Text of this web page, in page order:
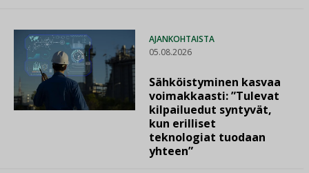
AJANKOHTAISTA
05.08.2026
Sähköistyminen kasvaa
voimakkaasti: ”Tulevat
kilpailuedut syntyvät,
kun erilliset
teknologiat tuodaan
yhteen”